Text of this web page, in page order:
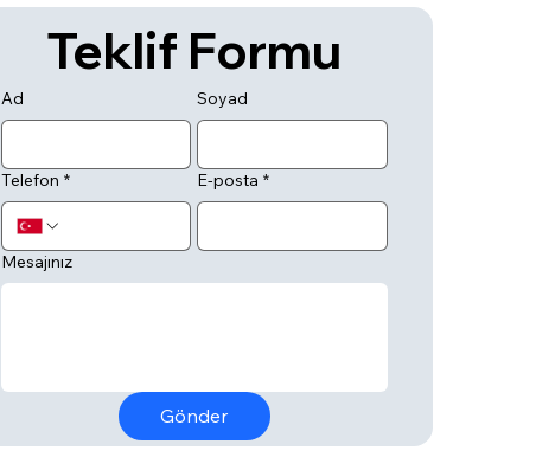
Teklif Formu
Ad Soyad
Telefon * E-posta *
Mesajınız
Gönder